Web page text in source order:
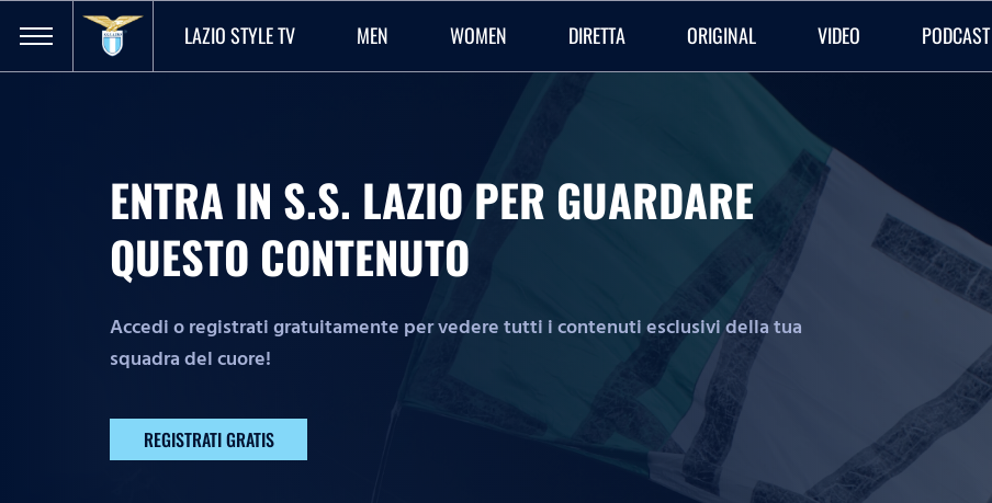
LAZIO STYLE TV MEN WOMEN DIRETTA ORIGINAL VIDEO PODCAST
ENTRA IN S.S. LAZIO PER GUARDARE
QUESTO CONTENUTO
Accedi o registrati gratuitamente per vedere tutti i contenuti esclusivi della tua
squadra del cuore!
REGISTRATI GRATIS